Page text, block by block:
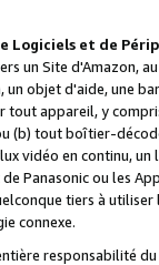
Logiciels et de
un Site d'Amazon,
objet d'aide, une
tout appareil, y
(b) tout boîtier-
vidéo en continu,
Panasonic ou les
tiers à
connexe.
responsabilité